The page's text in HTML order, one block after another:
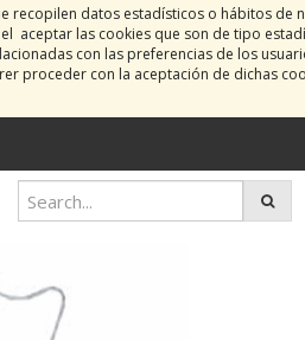
datos estadísticos o hábitos de
aceptar las cookies que son de tipo
con las preferencias de los
proceder con la aceptación de dichas